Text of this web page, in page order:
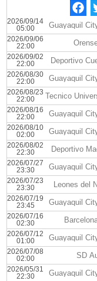
2026/09/14
05:00
Guayaquil
2026/09/06
22:00
2026/09/02
22:00
Deportivo
2026/08/30
22:00
Guayaquil
2026/08/23
22:00
2026/08/16
22:00
Guayaquil
2026/08/10
02:00
Guayaquil
2026/08/02
22:30
Deportivo
2026/07/27
23:30
Guayaquil
2026/07/23
23:30
Leones del
2026/07/19
23:45
Guayaquil
2026/07/16
02:30
2026/07/12
01:00
Guayaquil
2026/07/08
02:00
SD
2026/05/31
22:30
Guayaquil